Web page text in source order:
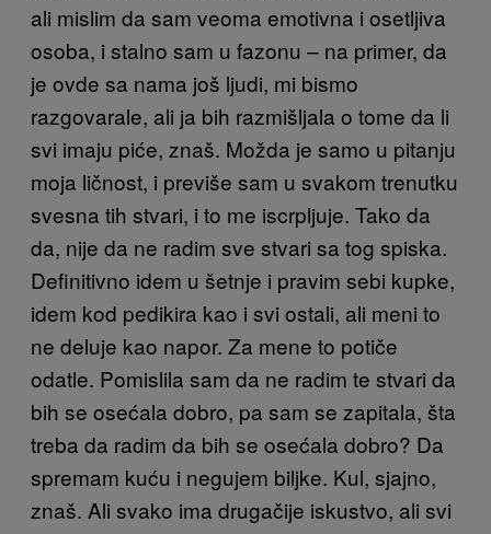
ali mislim da sam veoma emotivna i osetljiva
osoba, i stalno sam u fazonu – na primer, da
je ovde sa nama još ljudi, mi bismo
razgovarale, ali ja bih razmišljala o tome da li
svi imaju piće, znaš. Možda je samo u pitanju
moja ličnost, i previše sam u svakom trenutku
svesna tih stvari, i to me iscrpljuje. Tako da
da, nije da ne radim sve stvari sa tog spiska.
Definitivno idem u šetnje i pravim sebi kupke,
idem kod pedikira kao i svi ostali, ali meni to
ne deluje kao napor. Za mene to potiče
odatle. Pomislila sam da ne radim te stvari da
bih se osećala dobro, pa sam se zapitala, šta
treba da radim da bih se osećala dobro? Da
spremam kuću i negujem biljke. Kul, sjajno,
znaš. Ali svako ima drugačije iskustvo, ali svi